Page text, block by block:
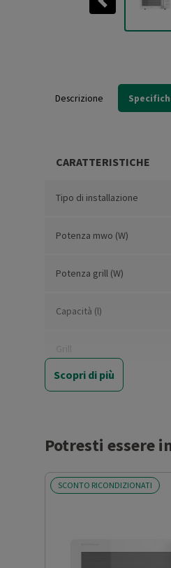
Previous
Descrizione
CARATTERISTICHE
Tipo di installazione
Potenza mwo (W)
Potenza grill (W)
Capacità (l)
Grill
Cottura combinata
Scopri di più
Potresti essere
SCONTO RICONDIZIONATI